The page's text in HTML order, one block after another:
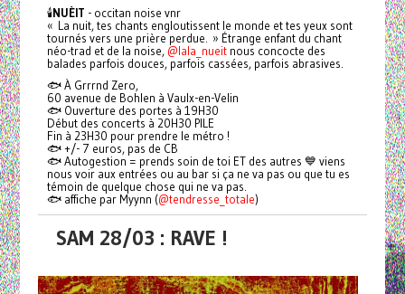
🕯️NUÈIT - occitan noise vnr
« La nuit, tes chants engloutissent le monde et tes yeux sont
tournés vers une prière perdue. » Étrange enfant du chant
néo-trad et de la noise, @lala_nueitnous concocte des
balades parfois douces, parfois cassées, parfois abrasives.
🐟 À Grrrnd Zero,
60 avenue de Bohlen à Vaulx-en-Velin
🐟 Ouverture des portes à 19H30
Début des concerts à 20H30 PILE
Fin à 23H30 pour prendre le métro !
🐟 +/- 7 euros, pas de CB
🐟 Autogestion = prends soin de toi ET des autres 💙 viens
nous voir aux entrées ou au bar si ça ne va pas ou que tu es
témoin de quelque chose qui ne va pas.
🐟 affiche par Myynn (@tendresse_totale)
SAM 28/03 : RAVE !